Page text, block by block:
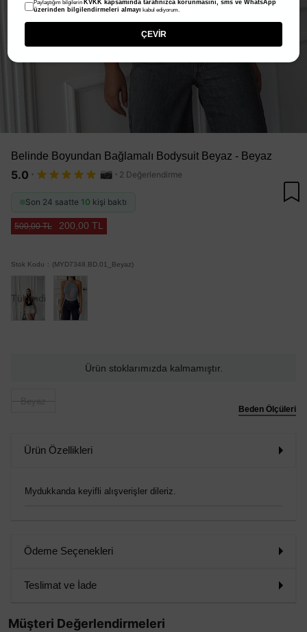
Belinde Boyundan Bağlamalı Bodysuit Beyaz - Beyaz
5.0 · · 2 Değerlendirme
Son 24 saatte 10 kişi baktı
500,00 TL 200,00 TL
Stok Kodu (MYD7348.BD.01_Beyaz)
Tükendi
Ürün stoklarımızda kalmamıştır.
Beden Ölçüleri
Ürün Özellikleri
Mydukkanda keyifli alışverişler dileriz.
Ödeme Seçenekleri
Teslimat ve İade
Müşteri Değerlendirmeleri
Paylaştığım bilgilerin KVKK kapsamında tarafınızca korunmasını, sms ve WhatsApp
üzerinden bilgilendirmeleri almayı kabul ediyorum.
ÇEVİR